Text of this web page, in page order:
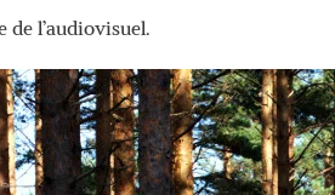
de l’audiovisuel.